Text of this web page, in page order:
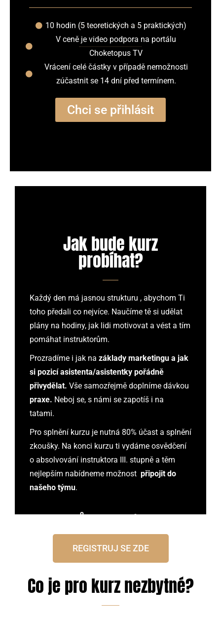
10 hodin (5 teoretických a 5 praktických)
V ceně je video podpora na portálu
Choketopus TV
Vrácení celé částky v případě nemožnosti
zúčastnit se 14 dní před termínem.
Chci se přihlásit
Jak bude kurz
probíhat?
Každý den má jasnou strukturu , abychom Ti
toho předali co nejvíce. Naučíme tě si udělat
plány na hodiny, jak lidi motivovat a vést a tím
pomáhat instruktorům.
Prozradíme i jak na základy marketingu a jak
si pozicí asistenta/asistentky pořádně
přivydělat. Vše samozřejmě doplníme dávkou
praxe. Neboj se, s námi se zapotíš i na
tatami.
Pro splnění kurzu je nutná 80% účast a splnění
zkoušky. Na konci kurzu ti vydáme osvědčení
o absolvování instruktora III. stupně a těm
nejlepším nabídneme možnost připojit do
našeho týmu.
Důraz na techniku
REGISTRUJ SE ZDE
Co je pro kurz nezbytné?